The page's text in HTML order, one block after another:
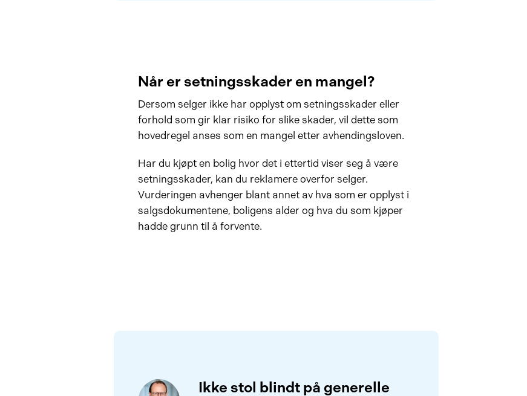
Når er setningsskader en mangel?
Dersom selger ikke har opplyst om setningsskader eller
forhold som gir klar risiko for slike skader, vil dette som
hovedregel anses som en mangel etter avhendingsloven.
Har du kjøpt en bolig hvor det i ettertid viser seg å være
setningsskader, kan du reklamere overfor selger.
Vurderingen avhenger blant annet av hva som er opplyst i
salgsdokumentene, boligens alder og hva du som kjøper
hadde grunn til å forvente.
Ikke stol blindt på generelle